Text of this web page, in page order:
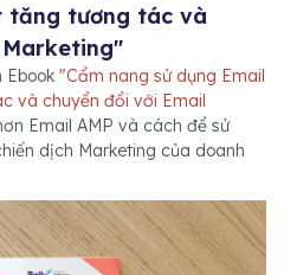
tăng tương tác và
Ebook "Cẩm nang sử dụng Email
và chuyển đổi với Email
Email AMP và cách để sử
dịch Marketing của doanh